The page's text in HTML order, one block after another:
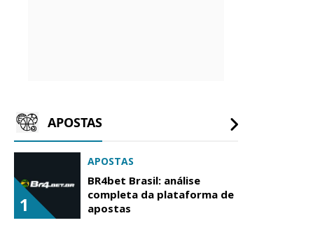
APOSTAS
1
APOSTAS
BR4bet Brasil: análise
completa da plataforma de
apostas